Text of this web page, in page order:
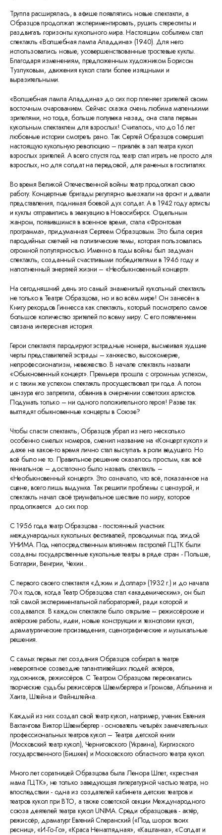
Труппа расширялась, в афише появлялись новые спектакли, а
Образцов продолжал экспериментировать, рушить стереотипы и
раздвигать горизонты кукольного мира. Настоящим событием стал
спектакль «Волшебная лампа Аладдина» (1940). Для него
использовались новые, усовершенствованные тростевые куклы.
Благодаря изменениям, предложенным художником Борисом
Тузлуковым, движения кукол стали более изящными и
выразительными.
«Волшебная лампа Аладдина» до сих пор пленяет зрителей своим
восточным очарованием. Сейчас сказка очень любима маленькими
зрителями, но тогда, больше полувека назад, она стала первым
кукольным спектаклем для взрослых! Считалось, что до 16 лет
любовные истории смотреть рано. Так Сергей Образцов совершил
настоящую кукольную революцию – привлёк в зал театра кукол
взрослых зрителей. А всего спустя год театр стал играть не просто для
взрослых, но для солдат на передовой, для раненых в госпиталях.
Во время Великой Отечественной войны театр продолжал свою
работу. Концертные бригады регулярно выезжали на фронт и давали
представления, поднимая боевой дух солдат. А в 1942 году артисты
и куклы отправились в эвакуацию в Новосибирск. Отдельным
жанром, появившимся в военное время, стала «Фронтовая
программа», придуманная Сергеем Образцовым. Это была серия
пародийных скетчей на политические темы, которая пользовалась
огромной популярностью. Именно в годы войны был задуман
спектакль, созданный счастливыми победителями в 1946 году и
наполненный энергией жизни – «Необыкновенный концерт».
На сегодняшний день это самый знаменитый кукольный спектакль
не только в Театре Образцова, но и во всём мире! Он занесён в
Книгу рекордов Гиннесса как спектакль, который посмотрело самое
большое количество зрителей по всему миру. С его появлением
связана интересная история.
Герои спектакля пародируют эстрадные номера, высмеивая худшие
черты представителей эстрады – ханжество, высокомерие,
непрофессионализм, невежество. В начале спектакль назвали
«Обыкновенный концерт». Премьера прошла с огромным успехом,
и с таким же успехом спектакль просуществовал три года. А потом
цензура его запретила, обвинив в очернении советских артистов.
Подумать только – ни одного положительного героя! Разве так
выглядят обыкновенные концерты в Союзе?
Чтобы спасти спектакль, Образцов убрал из него несколько
особенно смелых номеров, сменил название на «Концерт кукол» и
даже на какое-то время лично стал выступать в роли ведущего. Но
всё было не то. Правильное решение оказалось простым, как всё
гениальное – достаточно было назвать спектакль –
«Необыкновенный концерт». Это означало, что всё, показанное на
сцене, всего лишь выдумка. Так решили проблемы с цензурой, и
спектакль начал своё триумфальное шествие по миру, которое
продолжается до сих пор.
С 1956 года театр Образцова - постоянный участник
международных кукольных фестивалей, проводимых под эгидой
УНИМА. Под непосредственным влиянием гастролей ГЦТК были
созданы государственные кукольные театры в ряде стран - Польше,
Болгарии, Венгрии, Чехии...
С первого своего спектакля «Джим и Доллар» (1932 г.) и до начала
70-х годов, когда Театр Образцова стал «академическим», он был
той самой экспериментальной лабораторией, ради которой и
создавался. В каждом спектакле было открытие – режиссёрские и
актёрские работы, идеи, новые конструкции и технологии кукол,
драматургические произведения, сценографические и музыкальные
решения.
С самых первых лет создания Образцов собирал в театре
невероятное созвездие талантливейших людей: актёров,
художников, режиссёров. С Театром Образцова пересекались
творческие судьбы режиссёров Швембергера и Громова, Аблынина и
Хаита, Штейна и Файнштейна.
Каждый из них создал свой театр кукол, например, ученик Евгения
Вахтангова Виктор Швембергер - основатель четырёх замечательных
профессиональных театров кукол – Театра детской книги
(Московский театр кукол), Черниговского (Украина), Киргизского
государственного (Бишкек) и Московского областного театра кукол.
Много лет соратницей Образцова была Ленора Шпет, «крестная
мама ГЦТК», не только заведующая литературной частью театра, но
впоследствии - одна из создателей кабинета детских театров и
театров кукол при ВТО, а также советской секции Международного
союза деятелей театра кукол UNIMA. Среди образцовцев - актёр,
режиссёр, драматург Евгений Сперанский («Под шорох твоих
ресниц», «И-Го-Го», «Краса Ненаглядная», «Каштанка», «Солдат и